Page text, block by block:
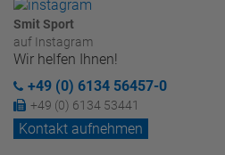
Smit Sport
auf Instagram
Wir helfen Ihnen!
+49 (0) 6134 56457-0
+49 (0) 6134 53441
Kontakt aufnehmen